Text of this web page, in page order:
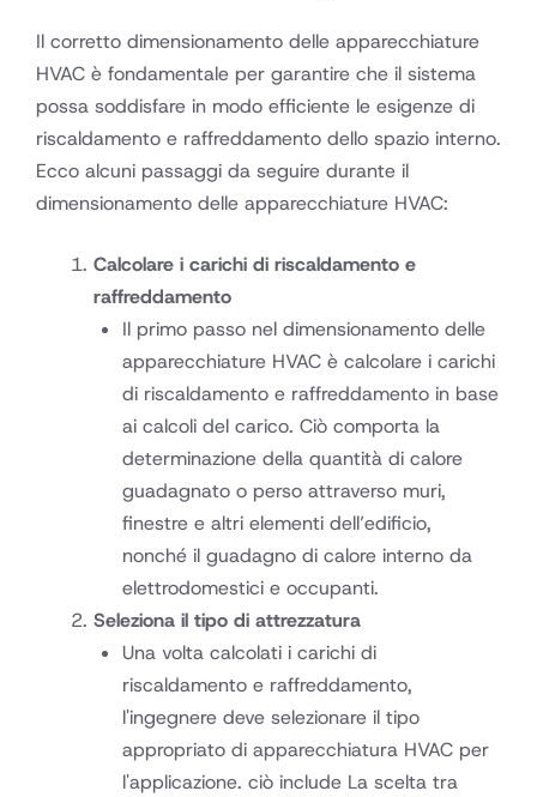
Il corretto dimensionamento delle apparecchiature
HVAC è fondamentale per garantire che il sistema
possa soddisfare in modo efficiente le esigenze di
riscaldamento e raffreddamento dello spazio interno.
Ecco alcuni passaggi da seguire durante il
dimensionamento delle apparecchiature HVAC:
Calcolare i carichi di riscaldamento e
raffreddamento
Il primo passo nel dimensionamento delle
apparecchiature HVAC è calcolare i carichi
di riscaldamento e raffreddamento in base
ai calcoli del carico. Ciò comporta la
determinazione della quantità di calore
guadagnato o perso attraverso muri,
finestre e altri elementi dell’edificio,
nonché il guadagno di calore interno da
elettrodomestici e occupanti.
Seleziona il tipo di attrezzatura
Una volta calcolati i carichi di
riscaldamento e raffreddamento,
l'ingegnere deve selezionare il tipo
appropriato di apparecchiatura HVAC per
l'applicazione. ciò include La scelta tra